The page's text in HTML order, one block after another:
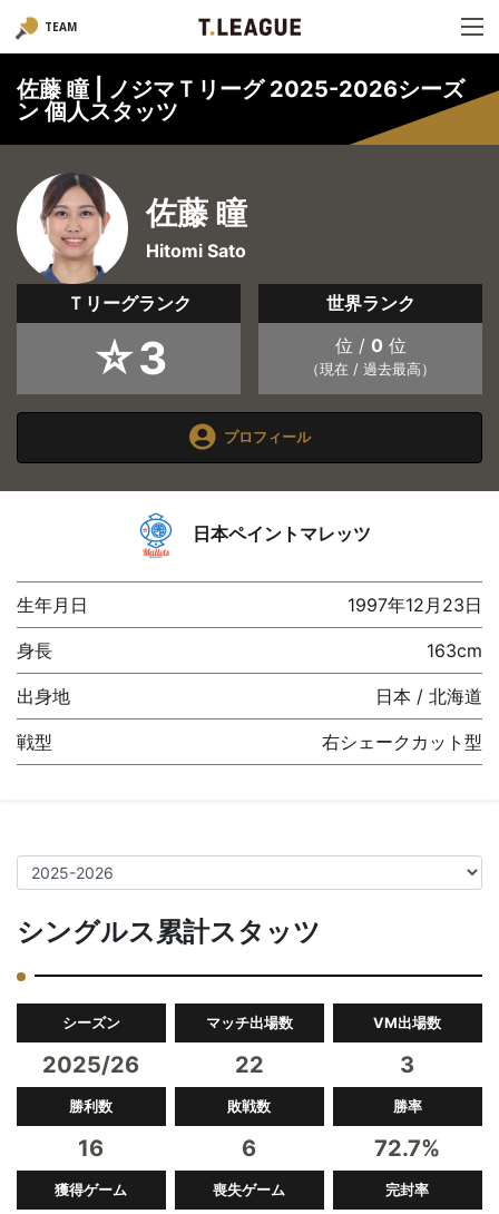
TEAM
佐藤 瞳 | ノジマＴリーグ 2025-2026シーズ
ン 個人スタッツ
佐藤 瞳
Hitomi Sato
Ｔリーグランク
☆3
世界ランク
位 / 0 位
（現在 / 過去最高）
プロフィール
日本ペイントマレッツ
生年月日 1997年12月23日
身長 163cm
出身地 日本 / 北海道
戦型 右シェークカット型
シングルス累計スタッツ
シーズン
2025/26
マッチ出場数
22
VM出場数
3
勝利数
16
敗戦数
6
勝率
72.7%
獲得ゲーム 喪失ゲーム 完封率